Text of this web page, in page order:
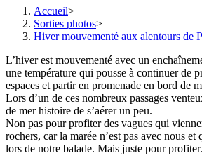
Accueil>
Sorties photos>
Hiver mouvementé aux alentours de
L’hiver est mouvementé avec un
une température qui pousse à continuer de
espaces et partir en promenade en bord de
Lors d’un de ces nombreux passages
de mer histoire de s’aérer un peu.
Non pas pour profiter des vagues qui
rochers, car la marée n’est pas avec nous et
lors de notre balade. Mais juste pour profiter.